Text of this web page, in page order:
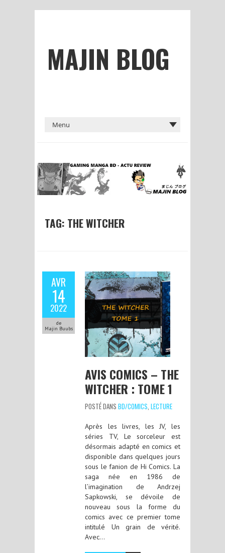
MAJIN BLOG
TAG: THE WITCHER
AVR
14
2022
de
Majin Buubs
AVIS COMICS – THE
WITCHER : TOME 1
POSTÉ DANS BD/COMICS LECTURE
Après les livres, les JV, les
séries TV, Le sorceleur est
désormais adapté en comics et
disponible dans quelques jours
sous le fanion de Hi Comics. La
saga née en 1986 de
l’imagination de Andrzej
Sapkowski, se dévoile de
nouveau sous la forme du
comics avec ce premier tome
intitulé Un grain de vérité.
Avec…